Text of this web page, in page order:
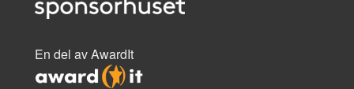
En del av AwardIt